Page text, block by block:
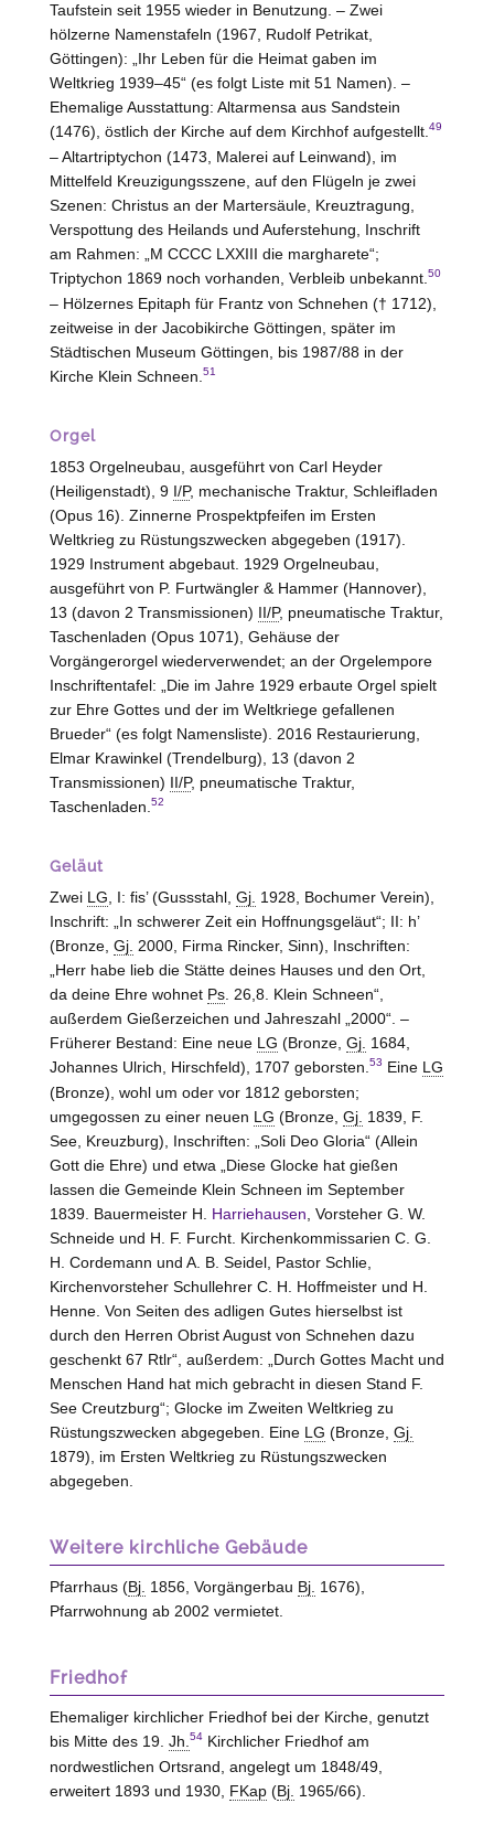
Taufstein seit 1955 wieder in Benutzung. – Zwei
hölzerne Namenstafeln (1967, Rudolf Petrikat,
Göttingen): „Ihr Leben für die Heimat gaben im
Weltkrieg 1939–45“ (es folgt Liste mit 51 Namen). –
Ehemalige Ausstattung: Altarmensa aus Sandstein
(1476), östlich der Kirche auf dem Kirchhof aufgestellt. 49
– Altartriptychon (1473, Malerei auf Leinwand), im
Mittelfeld Kreuzigungsszene, auf den Flügeln je zwei
Szenen: Christus an der Martersäule, Kreuztragung,
Verspottung des Heilands und Auferstehung, Inschrift
am Rahmen: „M CCCC LXXIII die margharete“;
Triptychon 1869 noch vorhanden, Verbleib unbekannt. 50
– Hölzernes Epitaph für Frantz von Schnehen († 1712),
zeitweise in der Jacobikirche Göttingen, später im
Städtischen Museum Göttingen, bis 1987/88 in der
Kirche Klein Schneen. 51
Orgel
1853 Orgelneubau, ausgeführt von Carl Heyder
(Heiligenstadt), 9 I/P, mechanische Traktur, Schleifladen
(Opus 16). Zinnerne Prospektpfeifen im Ersten
Weltkrieg zu Rüstungszwecken abgegeben (1917).
1929 Instrument abgebaut. 1929 Orgelneubau,
ausgeführt von P. Furtwängler & Hammer (Hannover),
13 (davon 2 Transmissionen) II/P, pneumatische Traktur,
Taschenladen (Opus 1071), Gehäuse der
Vorgängerorgel wiederverwendet; an der Orgelempore
Inschriftentafel: „Die im Jahre 1929 erbaute Orgel spielt
zur Ehre Gottes und der im Weltkriege gefallenen
Brueder“ (es folgt Namensliste). 2016 Restaurierung,
Elmar Krawinkel (Trendelburg), 13 (davon 2
Transmissionen) II/P, pneumatische Traktur,
Taschenladen. 52
Geläut
Zwei LG , I: fis’ (Gussstahl, Gj. 1928, Bochumer Verein),
Inschrift: „In schwerer Zeit ein Hoffnungsgeläut“; II: h’
(Bronze, Gj. 2000, Firma Rincker, Sinn), Inschriften:
„Herr habe lieb die Stätte deines Hauses und den Ort,
da deine Ehre wohnet Ps. 26,8. Klein Schneen“,
außerdem Gießerzeichen und Jahreszahl „2000“. –
Früherer Bestand: Eine neue LG (Bronze, Gj. 1684,
Johannes Ulrich, Hirschfeld), 1707 geborsten. 53 Eine LG
(Bronze), wohl um oder vor 1812 geborsten;
umgegossen zu einer neuen LG (Bronze, Gj. 1839, F.
See, Kreuzburg), Inschriften: „Soli Deo Gloria“ (Allein
Gott die Ehre) und etwa „Diese Glocke hat gießen
lassen die Gemeinde Klein Schneen im September
1839. Bauermeister H. Harriehausen , Vorsteher G. W.
Schneide und H. F. Furcht. Kirchenkommissarien C. G.
H. Cordemann und A. B. Seidel, Pastor Schlie,
Kirchenvorsteher Schullehrer C. H. Hoffmeister und H.
Henne. Von Seiten des adligen Gutes hierselbst ist
durch den Herren Obrist August von Schnehen dazu
geschenkt 67 Rtlr“, außerdem: „Durch Gottes Macht und
Menschen Hand hat mich gebracht in diesen Stand F.
See Creutzburg“; Glocke im Zweiten Weltkrieg zu
Rüstungszwecken abgegeben. Eine LG (Bronze, Gj.
1879), im Ersten Weltkrieg zu Rüstungszwecken
abgegeben.
Weitere kirchliche Gebäude
Pfarrhaus (Bj. 1856, Vorgängerbau Bj. 1676),
Pfarrwohnung ab 2002 vermietet.
Friedhof
Ehemaliger kirchlicher Friedhof bei der Kirche, genutzt
bis Mitte des 19. Jh. 54Kirchlicher Friedhof am
nordwestlichen Ortsrand, angelegt um 1848/49,
erweitert 1893 und 1930, FKap(Bj. 1965/66).